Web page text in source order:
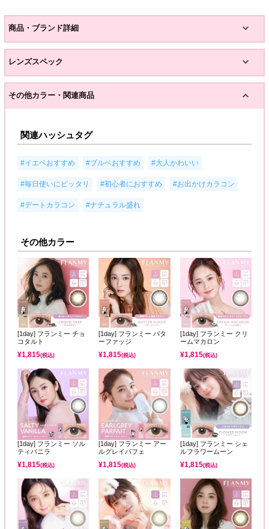
商品・ブランド詳細
レンズスペック
その他カラー・関連商品
関連ハッシュタグ
#イエベおすすめ #ブルベおすすめ #大人かわいい
#毎日使いにピッタリ #初心者におすすめ #お出かけカラコン
#デートカラコン #ナチュラル盛れ
その他カラー
[1day] フランミー チョ
コタルト
¥1,815(税込)
[1day] フランミー バタ
ーファッジ
¥1,815(税込)
[1day] フランミー クリ
ームマカロン
¥1,815(税込)
[1day] フランミー ソル
ティバニラ
¥1,815(税込)
[1day] フランミー アー
ルグレイパフェ
¥1,815(税込)
[1day] フランミー シェ
ルフラワームーン
¥1,815(税込)